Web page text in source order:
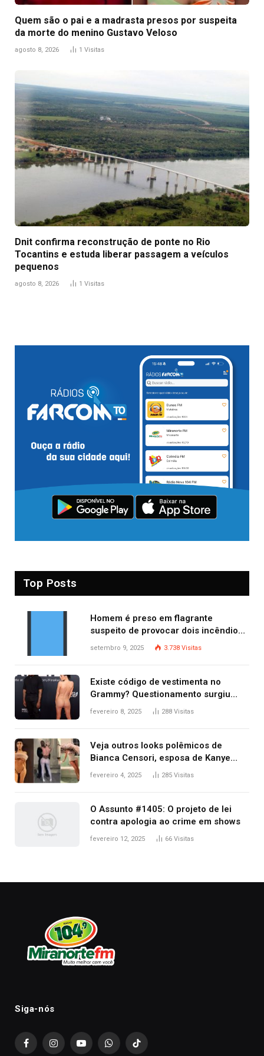
Quem são o pai e a madrasta presos por suspeita
da morte do menino Gustavo Veloso
agosto 8, 2026 1 Visitas
Dnit confirma reconstrução de ponte no Rio
Tocantins e estuda liberar passagem a veículos
pequenos
agosto 8, 2026 1 Visitas
Top Posts
Homem é preso em flagrante
suspeito de provocar dois incêndios
criminosos no mesmo dia
setembro 9, 2025 3.738 Visitas
Existe código de vestimenta no
Grammy? Questionamento surgiu
após Bianca Censori, mulher de
fevereiro 8, 2025 288 Visitas
Veja outros looks polêmicos de
Bianca Censori, esposa de Kanye
West que apareceu nua no Grammy
fevereiro 4, 2025 285 Visitas
O Assunto #1405: O projeto de lei
contra apologia ao crime em shows
fevereiro 12, 2025 66 Visitas
Siga-nós
FacebookInstagramYouTubeWhatsAppTikTok